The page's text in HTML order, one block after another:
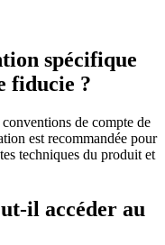
spécifique
fiducie ?
de compte de
est recommandée pour
techniques du produit et
il accéder au